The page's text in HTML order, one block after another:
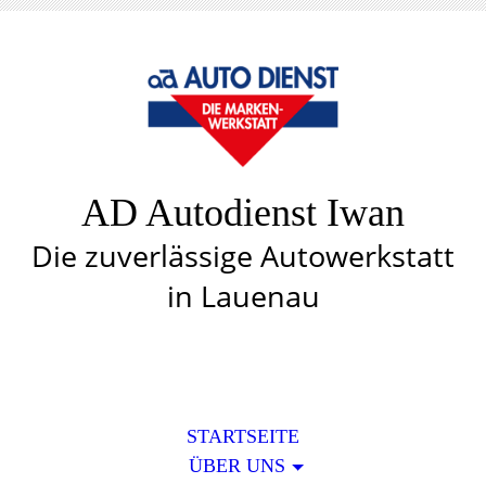
AD Autodienst Iwan
Die zuverlässige Autowerkstatt
in Lauenau
STARTSEITE
ÜBER UNS